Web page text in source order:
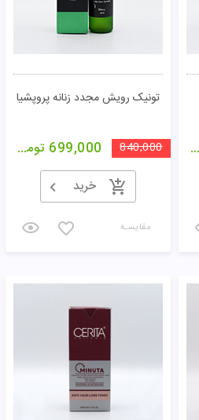
تونیک رویش مجدد زنانه پروپشیا
840,000
699,000 تومان
خرید
مقایسـه
تومان مشاهده